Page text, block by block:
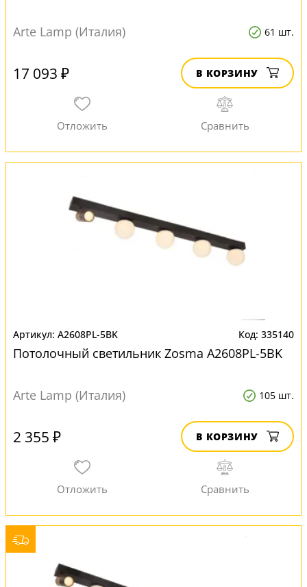
Arte Lamp (Италия) 61 шт.
17 093 ₽ В КОРЗИНУ
A2608PL-5BK 335140
Потолочный светильник Zosma A2608PL-5BK
Arte Lamp (Италия) 105 шт.
2 355 ₽ В КОРЗИНУ